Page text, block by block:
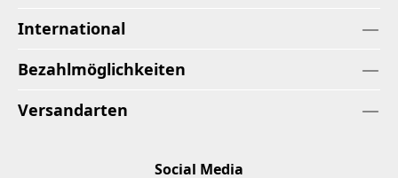
International
Bezahlmöglichkeiten
Versandarten
Social Media